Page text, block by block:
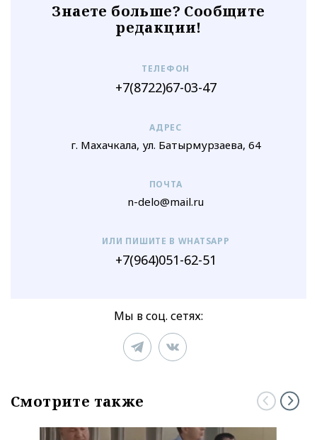
Знаете больше? Сообщите
редакции!
ТЕЛЕФОН
+7(8722)67-03-47
АДРЕС
г. Махачкала, ул. Батырмурзаева, 64
ПОЧТА
n-delo@mail.ru
ИЛИ ПИШИТЕ В WHATSAPP
+7(964)051-62-51
Мы в соц. сетях:
Смотрите также